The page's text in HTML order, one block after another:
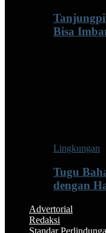
Bisa
Lingkungan
Tugu
dengan
Advertorial
Redaksi
Standar